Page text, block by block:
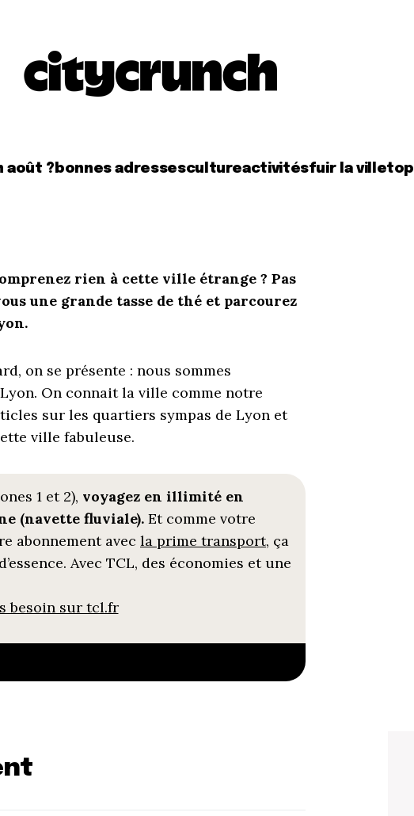
août ? bonnes adressescultureactivitésfuir la villetop
rien à cette ville étrange ? Pas
une grande tasse de thé et parcourez
on se présente : nous sommes
On connait la ville comme notre
sur les quartiers sympas de Lyon et
ville fabuleuse.
1 et 2), voyagez en illimité en
(navette fluviale). Et comme votre
abonnement avec la prime transport, ça
Avec TCL, des économies et une
besoin sur tcl.fr